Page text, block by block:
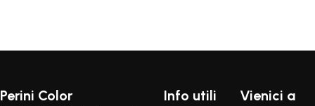
Perini Color Info utili
Vienici a